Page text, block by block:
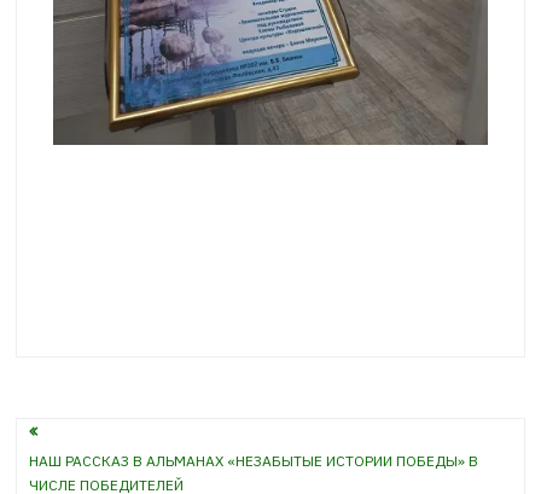
Навигация
по
НАШ РАССКАЗ В АЛЬМАНАХ «НЕЗАБЫТЫЕ ИСТОРИИ ПОБЕДЫ» В
ЧИСЛЕ ПОБЕДИТЕЛЕЙ